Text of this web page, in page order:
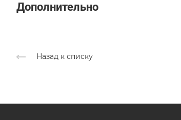
Дополнительно
Назад к списку